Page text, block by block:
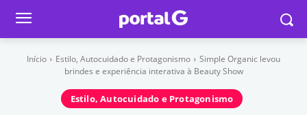
Início Estilo, Autocuidado e Protagonismo
Simple Organic levou
brindes e experiência interativa à Beauty Show
Estilo, Autocuidado e Protagonismo